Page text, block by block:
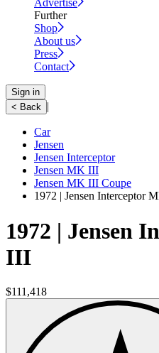
Advertise
Further
Shop
About us
Press
Contact
Sign in
< Back |
Car
Jensen
Jensen Interceptor
Jensen MK III
Jensen MK III Coupe
1972 | Jensen Interceptor
1972 | Jensen
III
$111,418